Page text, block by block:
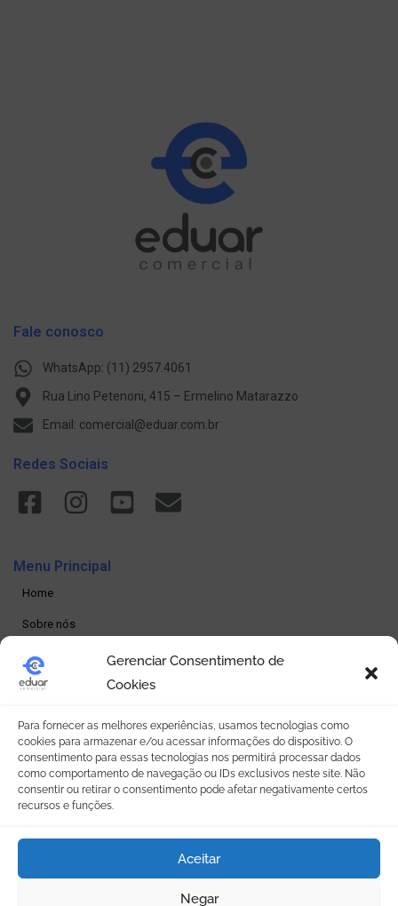
Gerenciar Consentimento de
Cookies
Para fornecer as melhores experiências, usamos tecnologias como
cookies para armazenar e/ou acessar informações do dispositivo. O
consentimento para essas tecnologias nos permitirá processar dados
como comportamento de navegação ou IDs exclusivos neste site. Não
consentir ou retirar o consentimento pode afetar negativamente certos
recursos e funções.
Aceitar
Negar
Fale conosco
WhatsApp: (11) 2957.4061
Rua Lino Petenoni, 415 – Ermelino Matarazzo
Email: comercial@eduar.com.br
Redes Sociais
Menu Principal
Home
Sobre nós
Produtos
Loja online
Seja um revendedor
Contato
Política de Privacidade